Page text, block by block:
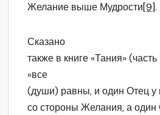
Желание выше Мудрости[9].
Сказано
также в книге «Тания» (часть
«все
(души) равны, и один Отец у
со стороны Желания, а один